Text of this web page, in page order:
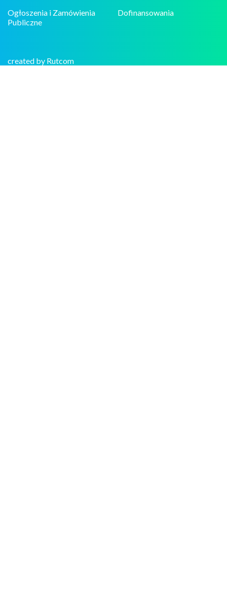
Ogłoszenia i Zamówienia
Publiczne
Dofinansowania
created by Rutcom